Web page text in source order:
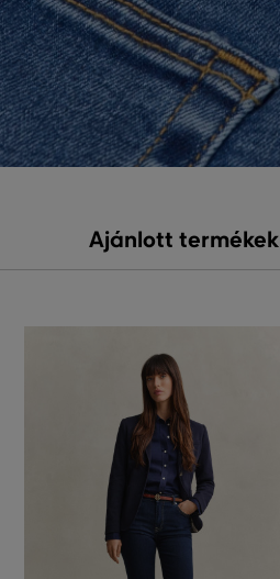
Ajánlott termékek